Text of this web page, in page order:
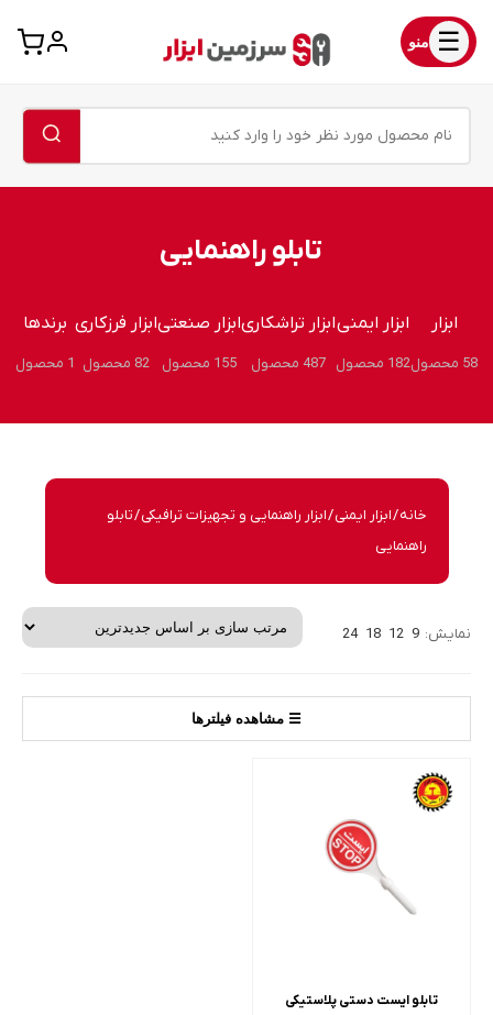
☰ منو
تابلو راهنمایی
ابزار
58 محصول
ابزار ایمنی
182 محصول
ابزار تراشکاری
487 محصول
ابزار صنعتی
155 محصول
ابزار فرزکاری
82 محصول
برندها
1 محصول
خانه/ابزار ایمنی/ابزار راهنمایی و تجهیزات ترافیکی/ تابلو
راهنمایی
نمایش: 9
12
18
24
☰ مشاهده فیلترها
تابلو ایست دستی پلاستیکی